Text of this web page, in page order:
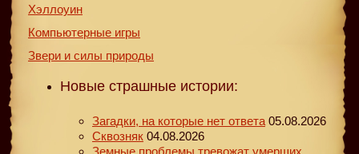
Хэллоуин
Компьютерные игры
Звери и силы природы
Новые страшные истории:
Загадки, на которые нет ответа 05.08.2026
Сквозняк 04.08.2026
Земные проблемы тревожат умерших